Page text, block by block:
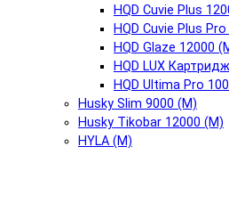
HQD Cuvie Plus
HQD Cuvie Plus
HQD Glaze 12000
HQD LUX
HQD Ultima Pro
Husky Slim 9000 (М)
Husky Tikobar 12000 (М)
HYLA (М)